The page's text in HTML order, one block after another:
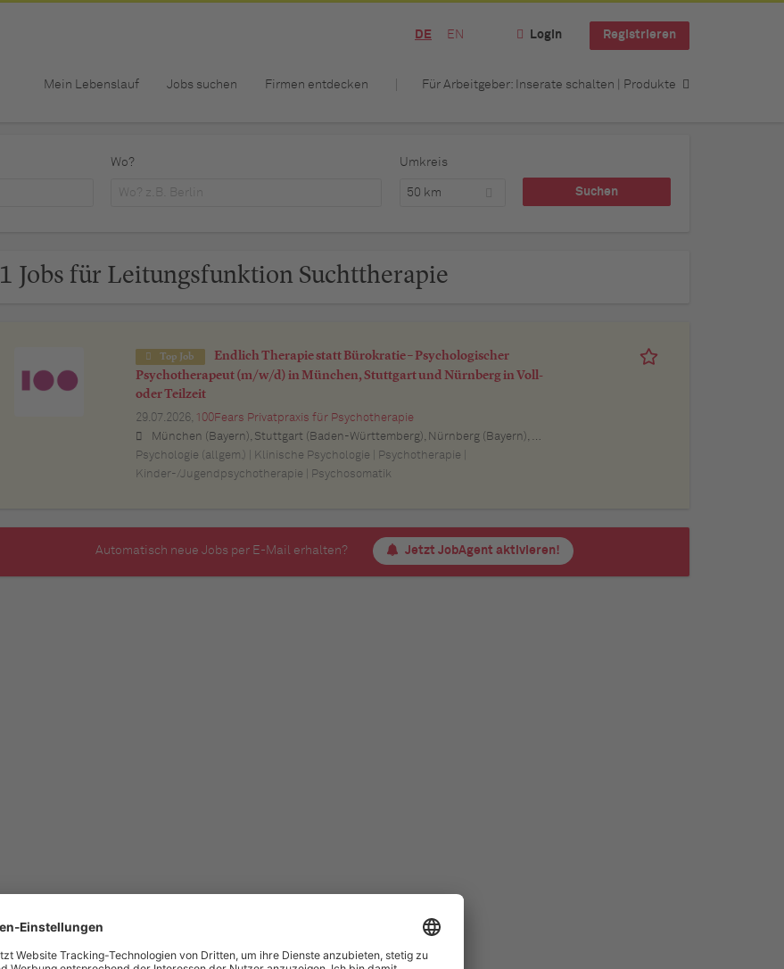
DE EN Login Registrieren
Mein Lebenslauf Jobs suchen Firmen entdecken Für Arbeitgeber: Inserate schalten | Produkte
Wo? Umkreis
50 km
1 Jobs für Leitungsfunktion Suchttherapie
Top Job
Endlich Therapie statt Bürokratie – Psychologischer
Psychotherapeut (m/w/d) in München, Stuttgart und Nürnberg in Voll-
oder Teilzeit
29.07.2026, 100Fears Privatpraxis für Psychotherapie
München (Bayern), Stuttgart (Baden-Württemberg), Nürnberg (Bayern), Esslingen am Neckar (Baden-Württemberg), Ludwigsburg (Baden-Württemberg), Sindelfingen (Baden-Württemberg), Böblingen (Baden-Württemberg), Waiblingen (Baden-Württemberg), Heilbronn (Baden-Württemberg), Reutlingen (Baden-Württemberg), Tübingen (Baden-Württemberg), Aalen (Baden-Württemberg), Schwäbisch Gmünd (Baden-Württemberg), Karlsruhe (Baden-Württemberg), Mannheim (Baden-Württemberg), Ulm (Baden-Württemberg), Pforzheim (Baden-Württemberg), Offenburg (Baden-Württemberg), Göppingen (Baden-Württemberg), Baden-Baden (Baden-Württemberg), Heidenheim an der Brenz (Baden-Württemberg), Ingolstadt (Bayern), Erlangen (Bayern), Regensburg (Bayern), Bamberg (Bayern), Bayreuth (Bayern)
Psychologie (allgem.) | Klinische Psychologie | Psychotherapie |
Kinder-/Jugendpsychotherapie | Psychosomatik
Automatisch neue Jobs per E-Mail erhalten? Jetzt JobAgent aktivieren!